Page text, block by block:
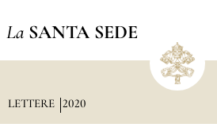
La SANTA SEDE
LETTERE 2020